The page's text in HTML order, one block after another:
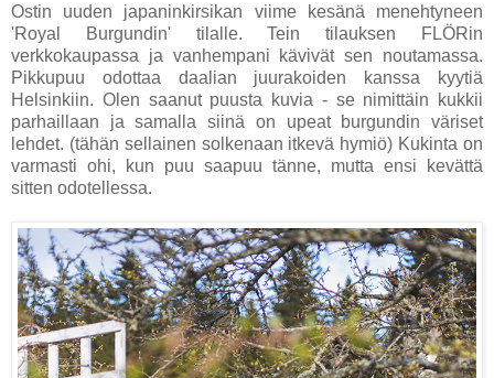
Ostin uuden japaninkirsikan viime kesänä menehtyneen
'Royal Burgundin' tilalle. Tein tilauksen FLÖRin
verkkokaupassa ja vanhempani kävivät sen noutamassa.
Pikkupuu odottaa daalian juurakoiden kanssa kyytiä
Helsinkiin. Olen saanut puusta kuvia - se nimittäin kukkii
parhaillaan ja samalla siinä on upeat burgundin väriset
lehdet. (tähän sellainen solkenaan itkevä hymiö) Kukinta on
varmasti ohi, kun puu saapuu tänne, mutta ensi kevättä
sitten odotellessa.